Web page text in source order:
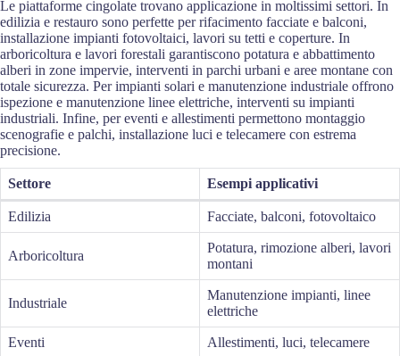
Le piattaforme cingolate trovano applicazione in moltissimi settori. In
edilizia e restauro sono perfette per rifacimento facciate e balconi,
installazione impianti fotovoltaici, lavori su tetti e coperture. In
arboricoltura e lavori forestali garantiscono potatura e abbattimento
alberi in zone impervie, interventi in parchi urbani e aree montane con
totale sicurezza. Per impianti solari e manutenzione industriale offrono
ispezione e manutenzione linee elettriche, interventi su impianti
industriali. Infine, per eventi e allestimenti permettono montaggio
scenografie e palchi, installazione luci e telecamere con estrema
precisione.
Settore Esempi applicativi
Edilizia Facciate, balconi, fotovoltaico
Arboricoltura
Potatura, rimozione alberi, lavori
montani
Industriale
Manutenzione impianti, linee
elettriche
Eventi
Allestimenti, luci, telecamere